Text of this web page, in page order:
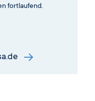
fortlaufend.